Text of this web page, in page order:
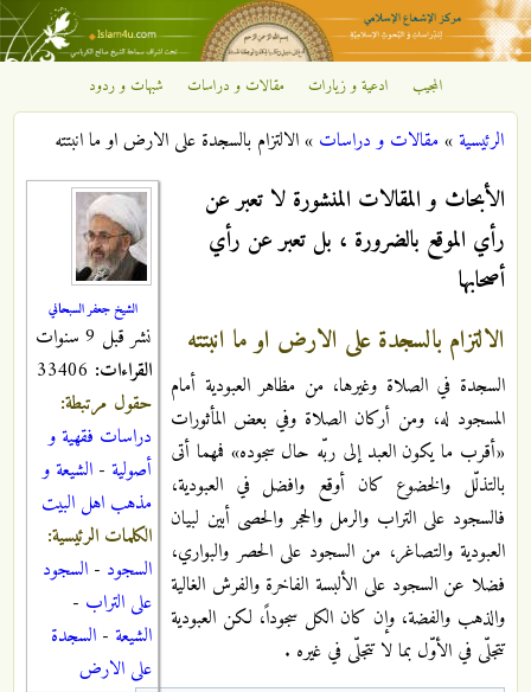
تجاوز إلى المحتوى الرئيسي
مركز
الإشعاع
الإسلامي
المجيب ادعية و زيارات مقالات و دراسات شبهات و ردود
أنت هنا
الرئيسية»مقالات و دراسات »الالتزام بالسجدة على الارض او ما انبتته
الشيخ جعفر السبحاني
نشر قبل 9 سنوات
القراءات:
حقول مرتبطة:
دراسات فقهية و
أصولية - الشيعة و
مذهب اهل البيت
الكلمات الرئيسية:
السجود - السجود
على التراب -
الشيعة - السجدة
على الارض
الأبحاث و المقالات المنشورة لا تعبر عن
رأي الموقع بالضرورة ، بل تعبر عن رأي
أصحابها
الالتزام بالسجدة على الارض او ما انبتته
السجدة في الصلاة وغيرها، من مظاهر العبودية أمام
المسجود له، ومن أركان الصلاة وفي بعض المأثورات
«أقرب ما يكون العبد إلى ربّه حال سجوده» فمهما أتى
بالتذلّل والخضوع كان أوقع وافضل في العبودية،
فالسجود على التراب والرمل والحجر والحصى أبين لبيان
العبودية والتصاغر، من السجود على الحصر والبواري،
فضلا عن السجود على الألبسة الفاخرة والفرش الغالية
والذهب والفضة، وإن كان الكل سجوداً، لكن العبودية
تتجلّى في الأوّل بما لا تتجلّى في غيره .